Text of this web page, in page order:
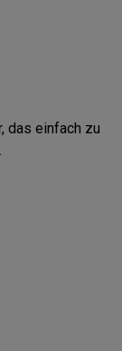
das einfach zu